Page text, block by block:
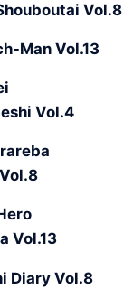
Vol.8
Man Vol.13
Vol.4
Vol.13
Diary Vol.8